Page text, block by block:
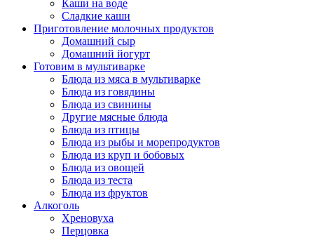
Каши на воде
Сладкие каши
Приготовление молочных продуктов
Домашний сыр
Домашний йогурт
Готовим в мультиварке
Блюда из мяса в мультиварке
Блюда из говядины
Блюда из свинины
Другие мясные блюда
Блюда из птицы
Блюда из рыбы и морепродуктов
Блюда из круп и бобовых
Блюда из овощей
Блюда из теста
Блюда из фруктов
Алкоголь
Хреновуха
Перцовка